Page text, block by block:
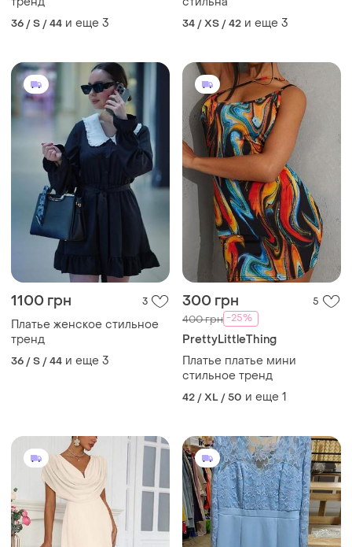
36 / S / 44 и еще 3 34 / XS / 42 и еще 3
1100 грн 3
Платье женское стильное
тренд
36 / S / 44 и еще 3
300 грн 5
400 грн -25%
PrettyLittleThing
Платье платье мини
стильное тренд
42 / XL / 50 и еще 1